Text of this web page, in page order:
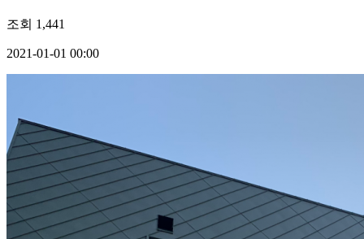
조회 1,441
2021-01-01 00:00